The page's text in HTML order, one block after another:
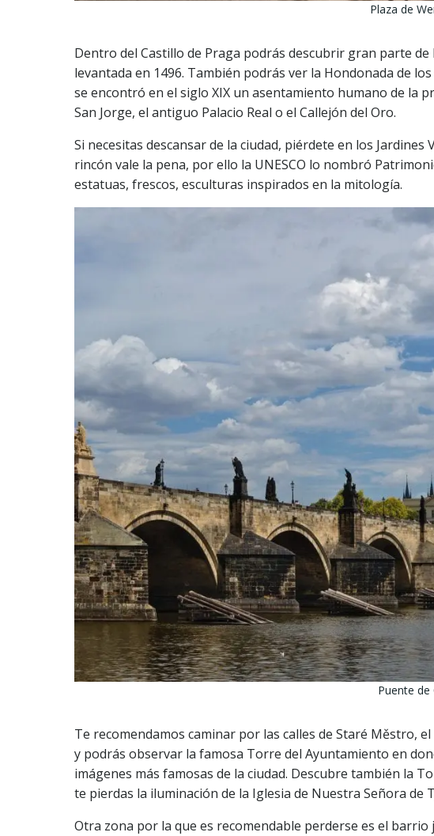
Plaza de
Dentro del Castillo de Praga podrás descubrir gran parte
levantada en 1496. También podrás ver la Hondonada de
se encontró en el siglo XIX un asentamiento humano de la
San Jorge, el antiguo Palacio Real o el Callejón del Oro.
Si necesitas descansar de la ciudad, piérdete en los
rincón vale la pena, por ello la UNESCO lo nombró
estatuas, frescos, esculturas inspirados en la mitología.
Puente de
Te recomendamos caminar por las calles de Staré Městro,
y podrás observar la famosa Torre del Ayuntamiento en
imágenes más famosas de la ciudad. Descubre también la
te pierdas la iluminación de la Iglesia de Nuestra Señora de
Otra zona por la que es recomendable perderse es el